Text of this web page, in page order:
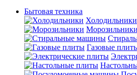
Бытовая техника
Холодильники
Морозильники
Газовые